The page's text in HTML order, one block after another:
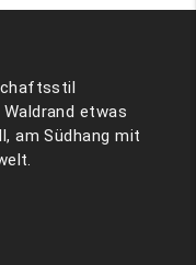
etwas
am Südhang mit